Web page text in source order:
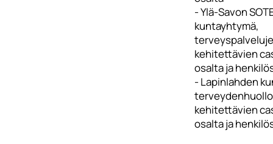
- Ylä-Savon
kuntayhtymä,
kehitettävien
osalta ja
- Lapinlahden
kehitettävien
osalta ja